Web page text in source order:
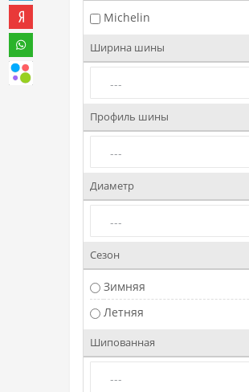
Michelin
Ширина шины
Профиль шины
Диаметр
Сезон
Зимняя
Летняя
Шипованная